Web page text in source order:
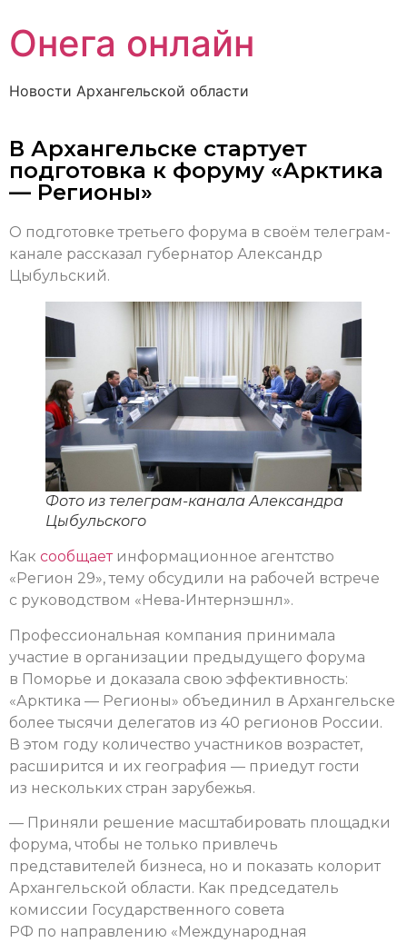
Онега онлайн
Новости Архангельской области
В Архангельске стартует
подготовка к форуму «Арктика
— Регионы»
О подготовке третьего форума в своём телеграм-
канале рассказал губернатор Александр
Цыбульский.
Фото из телеграм-канала Александра
Цыбульского
Как сообщаетинформационное агентство
«Регион 29», тему обсудили на рабочей встрече
с руководством «Нева-Интернэшнл».
Профессиональная компания принимала
участие в организации предыдущего форума
в Поморье и доказала свою эффективность:
«Арктика — Регионы» объединил в Архангельске
более тысячи делегатов из 40 регионов России.
В этом году количество участников возрастет,
расширится и их география — приедут гости
из нескольких стран зарубежья.
— Приняли решение масштабировать площадки
форума, чтобы не только привлечь
представителей бизнеса, но и показать колорит
Архангельской области. Как председатель
комиссии Государственного совета
РФ по направлению «Международная